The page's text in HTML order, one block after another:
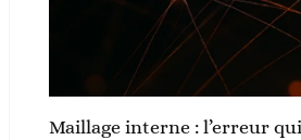
Maillage interne : l’erreur